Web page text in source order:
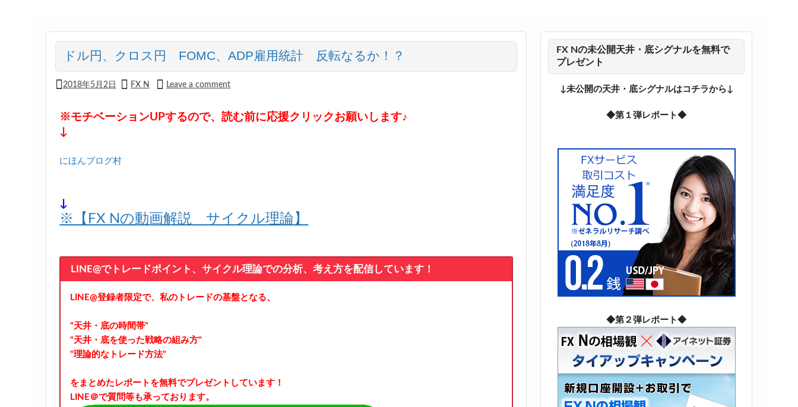
ドル円、クロス円 FOMC、ADP雇用統計 反転なるか！？
2018年5月2日 FX N Leave a comment
※モチベーションUPするので、読む前に応援クリックお願いします♪
↓
にほんブログ村
↓
※【FX Nの動画解説 サイクル理論】
LINE@でトレードポイント、サイクル理論での分析、考え方を配信しています！
LINE@登録者限定で、私のトレードの基盤となる、
"天井・底の時間帯"
"天井・底を使った戦略の組み方"
"理論的なトレード方法"
をまとめたレポートを無料でプレゼントしています！
LINE＠で質問等も承っております。
FX Nの未公開天井・底シグナルを無料で
プレゼント
↓未公開の天井・底シグナルはコチラから↓
◆第１弾レポート◆
◆第２弾レポート◆